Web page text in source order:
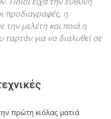
προδιαγραφές, η
μελέτη και ποιά η
ταρτάν για να διαλυθεί σε
πρώτη κιόλας ματιά